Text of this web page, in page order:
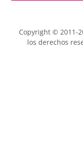
Copyright © 2011-
los derechos